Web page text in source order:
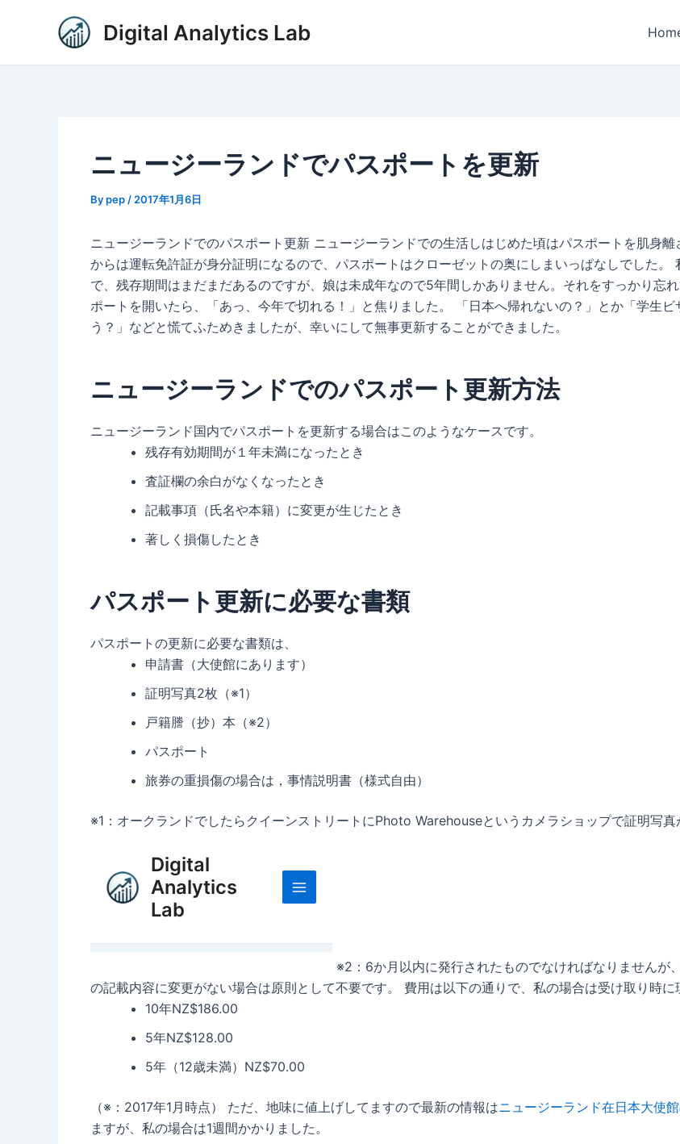
Digital Analytics Lab
ニュージーランドでパスポートを更新
Bypep / 2017年1月6日
ニュージーランドでのパスポート更新 ニュージーランドでの生活しはじめた頃はパスポートを肌身
からは運転免許証が身分証明になるので、パスポートはクローゼットの奥にしまいっぱなしでした
で、残存期間はまだまだあるのですが、娘は未成年なので5年間しかありません。それをすっかり忘
ポートを開いたら、「あっ、今年で切れる！」と焦りました。 「日本へ帰れないの？」とか「学生
う？」などと慌てふためきましたが、幸いにして無事更新することができました。
ニュージーランドでのパスポート更新方法
ニュージーランド国内でパスポートを更新する場合はこのようなケースです。
残存有効期間が１年未満になったとき
査証欄の余白がなくなったとき
記載事項（氏名や本籍）に変更が生じたとき
著しく損傷したとき
パスポート更新に必要な書類
パスポートの更新に必要な書類は、
申請書（大使館にあります）
証明写真2枚（※1）
戸籍謄（抄）本（※2）
パスポート
旅券の重損傷の場合は，事情説明書（様式自由）
※1：オークランドでしたらクイーンストリートにPhoto Warehouseというカメラショップで証明写真
※2：6か月以内に発行されたものでなければなりませんが
の記載内容に変更がない場合は原則として不要です。 費用は以下の通りで、私の場合は受け取り時に
10年NZ$186.00
5年NZ$128.00
5年（12歳未満）NZ$70.00
（※：2017年1月時点） ただ、地味に値上げしてますので最新の情報はニュージーランド在日本大使
ますが、私の場合は1週間かかりました。
navigation